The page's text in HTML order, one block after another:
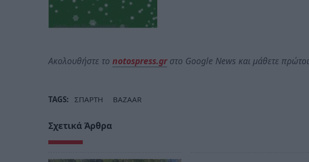
Ακολουθήστε το notospress.grστο Google News και μάθετε πρώτοι
TAGS: ΣΠΑΡΤΗ BAZAAR
Σχετικά Άρθρα